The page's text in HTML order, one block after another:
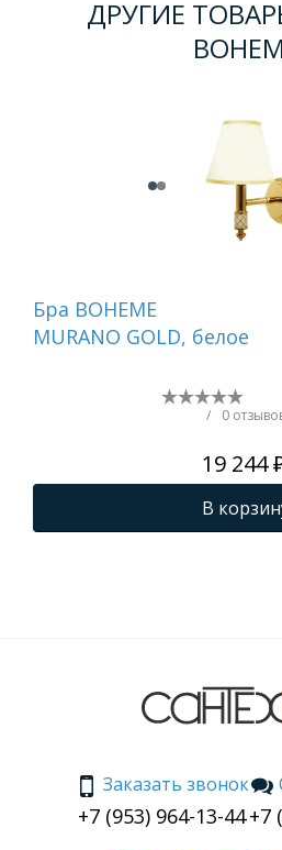
ДРУГИЕ
Бра BOHEME
MURANO GOLD, белое
/ 0
19 244
В
Заказать звонок
+7 (953) 964-13-44+7